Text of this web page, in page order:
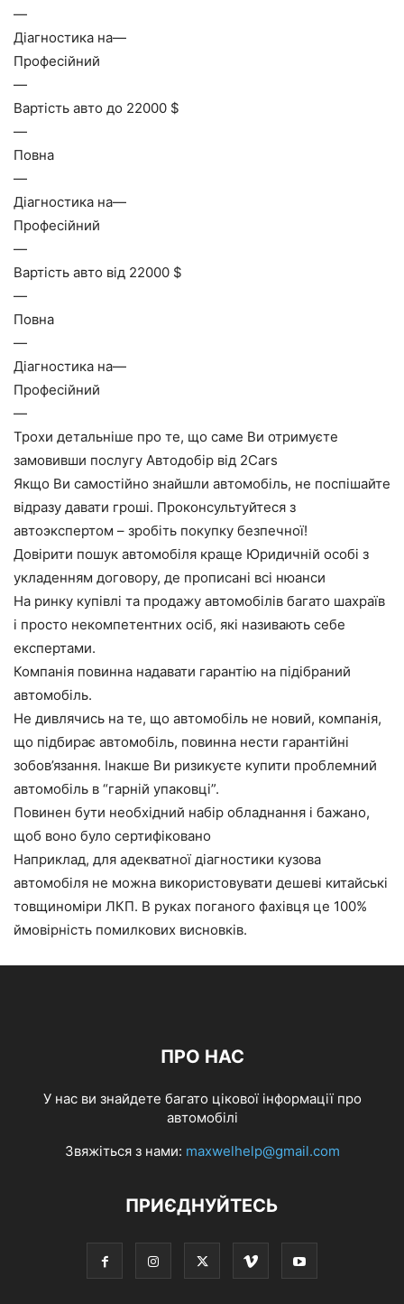
—
Діагностика на—
Професійний
—
Вартість авто до 22000 $
—
Повна
—
Діагностика на—
Професійний
—
Вартість авто від 22000 $
—
Повна
—
Діагностика на—
Професійний
—
Трохи детальніше про те, що саме Ви отримуєте
замовивши послугу Автодобір від 2Cars
Якщо Ви самостійно знайшли автомобіль, не поспішайте
відразу давати гроші. Проконсультуйтеся з
автоэкспертом – зробіть покупку безпечної!
Довірити пошук автомобіля краще Юридичній особі з
укладенням договору, де прописані всі нюанси
На ринку купівлі та продажу автомобілів багато шахраїв
і просто некомпетентних осіб, які називають себе
експертами.
Компанія повинна надавати гарантію на підібраний
автомобіль.
Не дивлячись на те, що автомобіль не новий, компанія,
що підбирає автомобіль, повинна нести гарантійні
зобов’язання. Інакше Ви ризикуєте купити проблемний
автомобіль в “гарній упаковці”.
Повинен бути необхідний набір обладнання і бажано,
щоб воно було сертифіковано
Наприклад, для адекватної діагностики кузова
автомобіля не можна використовувати дешеві китайські
товщиноміри ЛКП. В руках поганого фахівця це 100%
ймовірність помилкових висновків.
ПРО НАС
У нас ви знайдете багато цікової інформації про
автомобілі
Звяжіться з нами: maxwelhelp@gmail.com
ПРИЄДНУЙТЕСЬ